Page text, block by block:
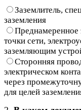
Заземлитель,
заземления
Преднамеренное
точки сети,
заземляющим
Сторонняя
электрическом
через
для целей